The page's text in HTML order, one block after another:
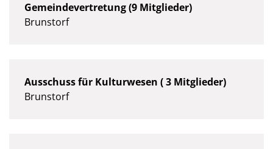
Gemeindevertretung (9 Mitglieder)
Brunstorf
Ausschuss für Kulturwesen ( 3 Mitglieder)
Brunstorf